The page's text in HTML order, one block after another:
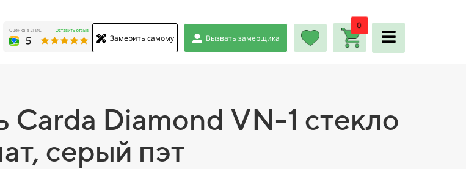
Замерить самому Вызвать замерщика
0
Diamond VN-1 стекло
серый пэт